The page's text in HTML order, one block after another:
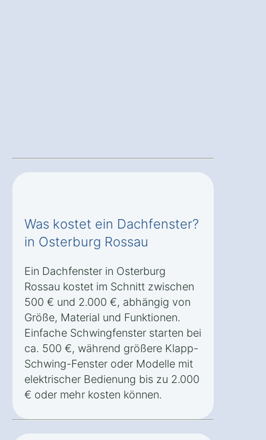
Was kostet ein Dachfenster?
in Osterburg Rossau
Ein Dachfenster in Osterburg
Rossau kostet im Schnitt zwischen
500 € und 2.000 €, abhängig von
Größe, Material und Funktionen.
Einfache Schwingfenster starten bei
ca. 500 €, während größere Klapp-
Schwing-Fenster oder Modelle mit
elektrischer Bedienung bis zu 2.000
€ oder mehr kosten können.